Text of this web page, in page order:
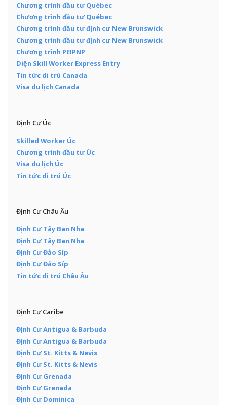
Chương trình đầu tư Québec
Chương trình đầu tư Québec
Chương trình đầu tư định cư New Brunswick
Chương trình đầu tư định cư New Brunswick
Chương trình PEIPNP
Diện Skill Worker Express Entry
Tin tức di trú Canada
Visa du lịch Canada
Định Cư Úc
Skilled Worker Úc
Chương trình đầu tư Úc
Visa du lịch Úc
Tin tức di trú Úc
Định Cư Châu Âu
Định Cư Tây Ban Nha
Định Cư Tây Ban Nha
Định Cư Đảo Síp
Định Cư Đảo Síp
Tin tức di trú Châu Âu
Định Cư Caribe
Định Cư Antigua & Barbuda
Định Cư Antigua & Barbuda
Định Cư St. Kitts & Nevis
Định Cư St. Kitts & Nevis
Định Cư Grenada
Định Cư Grenada
Định Cư Dominica